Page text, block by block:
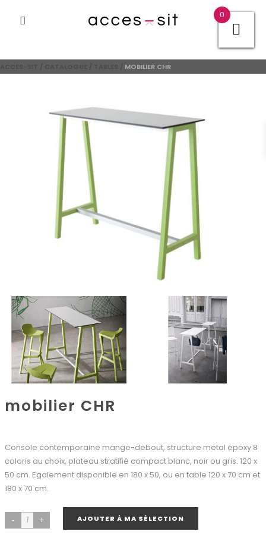
MOBILIER CHR
mobilier CHR
Console contemporaine mange-debout, structure métal époxy 8
coloris au choix, plateau stratifié compact blanc, noir ou gris. 120 x
50 cm. Egalement disponible en 180 x 50, ou en table 120 x 70 cm et
180 x 70 cm.
AJOUTER À MA SÉLECTION
0